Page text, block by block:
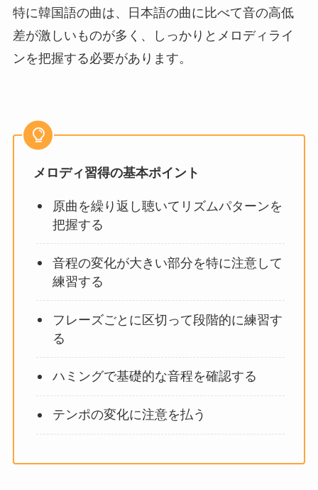
特に韓国語の曲は、日本語の曲に比べて音の高低
差が激しいものが多く、しっかりとメロディライ
ンを把握する必要があります。
メロディ習得の基本ポイント
原曲を繰り返し聴いてリズムパターンを
把握する
音程の変化が大きい部分を特に注意して
練習する
フレーズごとに区切って段階的に練習す
る
ハミングで基礎的な音程を確認する
テンポの変化に注意を払う